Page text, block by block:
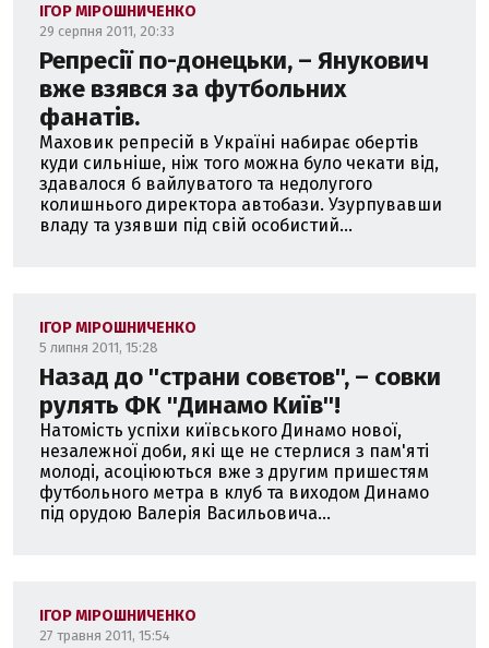
ІГОР МІРОШНИЧЕНКО
29 серпня 2011, 20:33
Репресії по-донецьки, – Янукович
вже взявся за футбольних
фанатів.
Маховик репресій в Україні набирає обертів
куди сильніше, ніж того можна було чекати від,
здавалося б вайлуватого та недолугого
колишнього директора автобази. Узурпувавши
владу та узявши під свій особистий...
ІГОР МІРОШНИЧЕНКО
5 липня 2011, 15:28
Назад до ''страни совєтов'', – совки
рулять ФК ''Динамо Київ''!
Натомість успіхи київського Динамо нової,
незалежної доби, які ще не стерлися з пам'яті
молоді, асоціюються вже з другим пришестям
футбольного метра в клуб та виходом Динамо
під орудою Валерія Васильовича...
ІГОР МІРОШНИЧЕНКО
27 травня 2011, 15:54